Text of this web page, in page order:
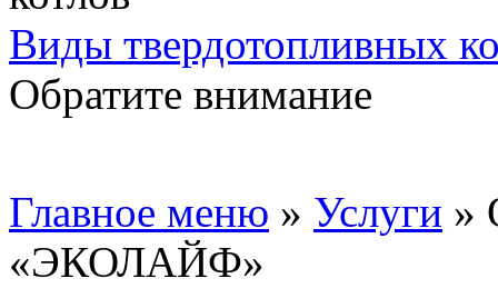
Виды твердотопливных
Обратите внимание
Главное меню » Услуги »
«ЭКОЛАЙФ»